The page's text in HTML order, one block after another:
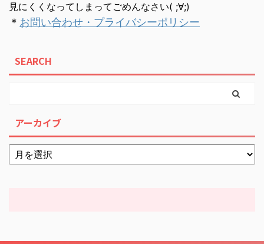
見にくくなってしまってごめんなさい( ;∀;)
＊ お問い合わせ・プライバシーポリシー
SEARCH
アーカイブ